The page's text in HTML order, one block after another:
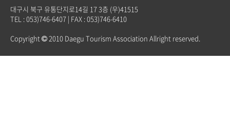
대구시 북구 유통단지로14길 17 3층 (우)41515
TEL : 053)746-6407 | FAX : 053)746-6410
Copyright
2010 Daegu Tourism Association Allright reserved.